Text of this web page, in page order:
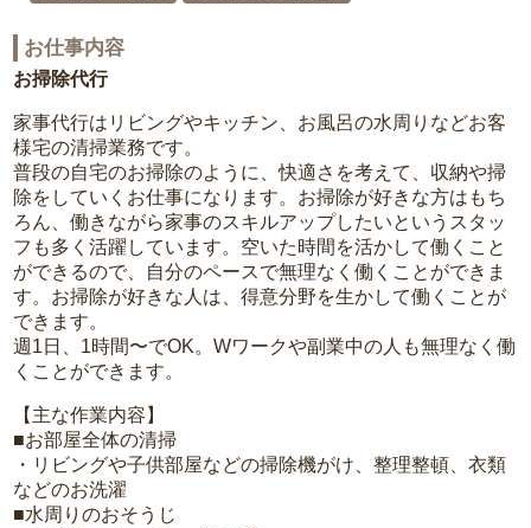
お仕事内容
お掃除代行
家事代行はリビングやキッチン、お風呂の水周りなどお客
様宅の清掃業務です。
普段の自宅のお掃除のように、快適さを考えて、収納や掃
除をしていくお仕事になります。お掃除が好きな方はもち
ろん、働きながら家事のスキルアップしたいというスタッ
フも多く活躍しています。空いた時間を活かして働くこと
ができるので、自分のペースで無理なく働くことができま
す。お掃除が好きな人は、得意分野を生かして働くことが
できます。
週1日、1時間〜でOK。Wワークや副業中の人も無理なく働
くことができます。
【主な作業内容】
■お部屋全体の清掃
・リビングや子供部屋などの掃除機がけ、整理整頓、衣類
などのお洗濯
■水周りのおそうじ